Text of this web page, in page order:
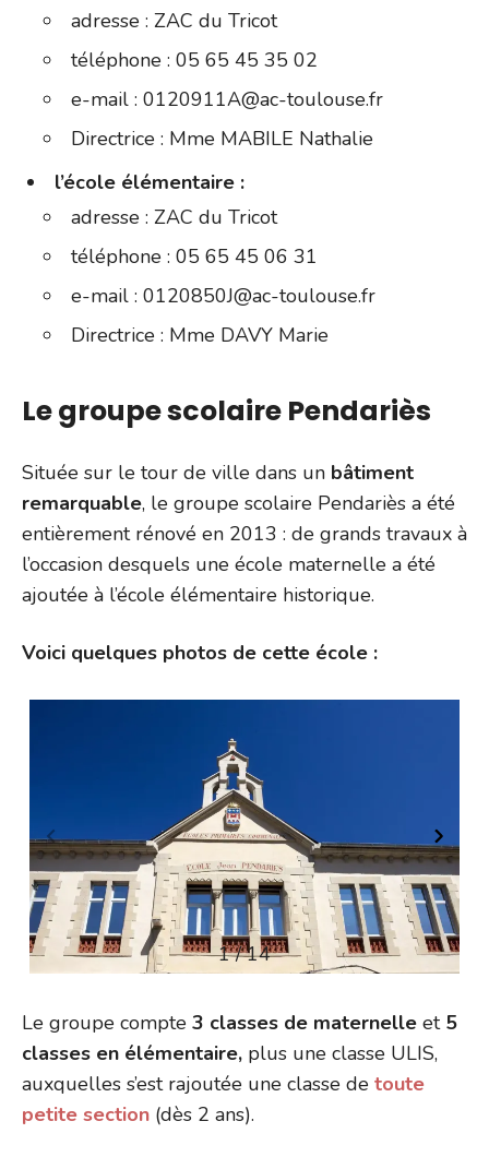
adresse : ZAC du Tricot
téléphone : 05 65 45 35 02
e-mail : 0120911A@ac-toulouse.fr
Directrice : Mme MABILE Nathalie
l’école élémentaire :
adresse : ZAC du Tricot
téléphone : 05 65 45 06 31
e-mail : 0120850J@ac-toulouse.fr
Directrice : Mme DAVY Marie
Le groupe scolaire Pendariès
Située sur le tour de ville dans un bâtiment
remarquable, le groupe scolaire Pendariès a été
entièrement rénové en 2013 : de grands travaux à
l’occasion desquels une école maternelle a été
ajoutée à l’école élémentaire historique.
Voici quelques photos de cette école :
1 / 14
Le groupe compte 3 classes de maternelle et 5
classes en élémentaire, plus une classe ULIS,
auxquelles s’est rajoutée une classe de toute
petite section (dès 2 ans).